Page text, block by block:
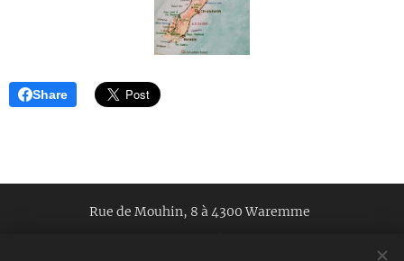
Share
Rue de Mouhin, 8 à 4300 Waremme